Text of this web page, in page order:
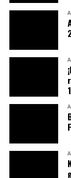
transformada en
con líneas
azul claro y
samurái, de ahí
de la guerra.
Esta moto fue
superando
provenientes de
GB350S
Estética